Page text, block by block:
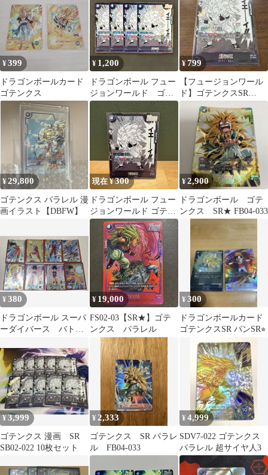
¥399
ドラゴンボールカード
ゴテンクス
¥ 1,200
ドラゴンボール フュー
ジョンワールド ゴテ
ンクス SB02-022 SR 4
枚まとめ売り
¥799
【フュージョンワール
ド】ゴテンクスSR
SB02-022
¥29,800
ゴテンクス パラレル 漫
画イラスト【DBFW】
現在 ¥300
ドラゴンボール フュー
ジョンワールド ゴテン
クス SR
¥2,900
ドラゴンボール ゴテ
ンクス SR★ FB04-033
¥380
ドラゴンボール スーパ
ーダイバース バトル
トランクスSR
¥ 19,000
FS02-03【SR★】ゴテ
ンクス パラレル
¥300
ドラゴンボールカード
ゴテンクスSR パンSR⭐︎
¥3,999
ゴテンクス 漫画 SR
SB02-022 10枚セット
¥ 2,333
ゴテンクス SR パラレ
ル FB04-033
¥4,999
SDV7-022 ゴテンクス
パラレル 超サイヤ人3